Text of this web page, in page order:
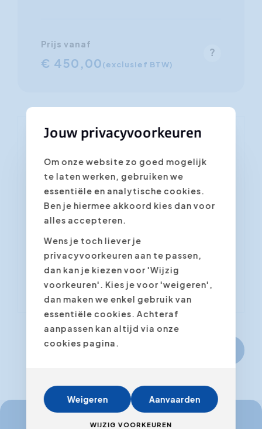
Prijs vanaf
€ 450,00(exclusief BTW)
"ChatGPT cursus voor
professionals"
Velden met een asterisk * zijn vereist
Bevestig de gewenste datum/locatie
*
Jouw privacyvoorkeuren
Om onze website zo goed mogelijk
te laten werken, gebruiken we
essentiële en analytische cookies.
Ben je hiermee akkoord kies dan voor
alles accepteren.
Wens je toch liever je
privacyvoorkeuren aan te passen,
dan kan je kiezen voor 'Wijzig
voorkeuren'. Kies je voor 'weigeren',
dan maken we enkel gebruik van
essentiële cookies. Achteraf
aanpassen kan altijd via onze
cookies pagina.
Weigeren Aanvaarden
WIJZIG VOORKEUREN